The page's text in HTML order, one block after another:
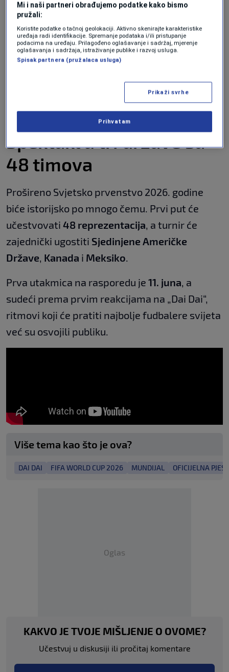
koji je odmah postao viralan.
FIFA je pjesmu opisala kao živahnu fuziju
globalnih zvukova i energije koja slavi fudbal,
različitost kultura i jedinstvo. Posebno je
značajno što će sav prihod od autorskih prava
FIFA-in Globalni fond za
obrazovanje građana.
Spektakl u tri države sa
48 timova
Prošireno Svjetsko prvenstvo 2026. godine
biće istorijsko po mnogo čemu. Prvi put će
učestvovati 48 reprezentacija, a turnir će
zajednički ugostiti Sjedinjene Američke
Države, Kanada i Meksiko.
Prva utakmica na rasporedu je 11. juna, a
sudeći prema prvim reakcijama na „Dai Dai“,
ritmovi koji će pratiti najbolje fudbalere svijeta
već su osvojili publiku.
Više tema kao što je ova?
DAI DAI FIFA WORLD CUP 2026 MUNDIJAL OFICIJELNA
Oglas
KAKVO JE TVOJE MIŠLJENJE O OVOME?
Učestvuj u diskusiji ili pročitaj komentare
Mi i naši partneri obrađujemo podatke kako bismo
pružali:
Koristite podatke o tačnoj geolokaciji. Aktivno skenirajte karakteristike
uređaja radi identifikacije. Spremanje podataka i/ili pristupanje
podacima na uređaju. Prilagođeno oglašavanje i sadržaj, mjerenje
oglašavanja i sadržaja, istraživanje publike i razvoj usluga.
Spisak partnera (pružalaca usluga)
Prikaži svrhe
Prihvatam